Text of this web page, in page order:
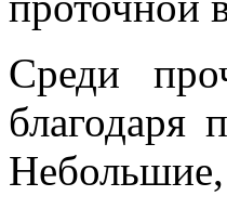
Среди
благодаря